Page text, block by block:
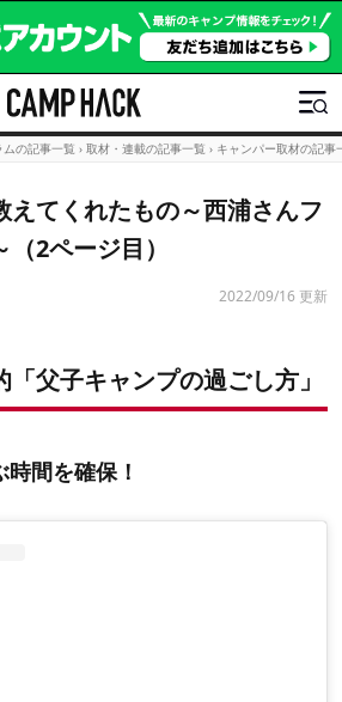
ムの記事一覧 › 取材・連載の記事一覧 › キャンパー取材の記事
えてくれたもの～西浦さんフ
2ページ目）
2022/09/16 更新
父子キャンプの過ごし方」
間を確保！